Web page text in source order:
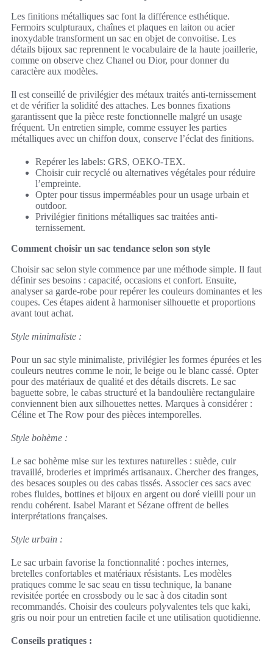
Les finitions métalliques sac font la différence esthétique.
Fermoirs sculpturaux, chaînes et plaques en laiton ou acier
inoxydable transforment un sac en objet de convoitise. Les
détails bijoux sac reprennent le vocabulaire de la haute joaillerie,
comme on observe chez Chanel ou Dior, pour donner du
caractère aux modèles.
Il est conseillé de privilégier des métaux traités anti-ternissement
et de vérifier la solidité des attaches. Les bonnes fixations
garantissent que la pièce reste fonctionnelle malgré un usage
fréquent. Un entretien simple, comme essuyer les parties
métalliques avec un chiffon doux, conserve l’éclat des finitions.
Repérer les labels: GRS, OEKO-TEX.
Choisir cuir recyclé ou alternatives végétales pour réduire
l’empreinte.
Opter pour tissus imperméables pour un usage urbain et
outdoor.
Privilégier finitions métalliques sac traitées anti-
ternissement.
Comment choisir un sac tendance selon son style
Choisir sac selon style commence par une méthode simple. Il faut
définir ses besoins : capacité, occasions et confort. Ensuite,
analyser sa garde-robe pour repérer les couleurs dominantes et les
coupes. Ces étapes aident à harmoniser silhouette et proportions
avant tout achat.
Style minimaliste :
Pour un sac style minimaliste, privilégier les formes épurées et les
couleurs neutres comme le noir, le beige ou le blanc cassé. Opter
pour des matériaux de qualité et des détails discrets. Le sac
baguette sobre, le cabas structuré et la bandoulière rectangulaire
conviennent bien aux silhouettes nettes. Marques à considérer :
Céline et The Row pour des pièces intemporelles.
Style bohème :
Le sac bohème mise sur les textures naturelles : suède, cuir
travaillé, broderies et imprimés artisanaux. Chercher des franges,
des besaces souples ou des cabas tissés. Associer ces sacs avec
robes fluides, bottines et bijoux en argent ou doré vieilli pour un
rendu cohérent. Isabel Marant et Sézane offrent de belles
interprétations françaises.
Style urbain :
Le sac urbain favorise la fonctionnalité : poches internes,
bretelles confortables et matériaux résistants. Les modèles
pratiques comme le sac seau en tissu technique, la banane
revisitée portée en crossbody ou le sac à dos citadin sont
recommandés. Choisir des couleurs polyvalentes tels que kaki,
gris ou noir pour un entretien facile et une utilisation quotidienne.
Conseils pratiques :